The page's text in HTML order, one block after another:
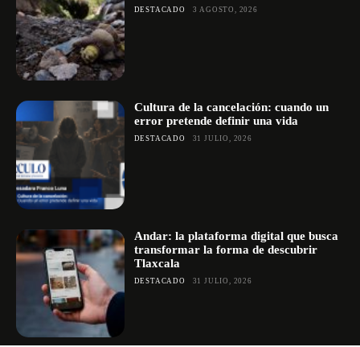
DESTACADO 3 AGOSTO, 2026
Cultura de la cancelación: cuando un
error pretende definir una vida
DESTACADO 31 JULIO, 2026
Andar: la plataforma digital que busca
transformar la forma de descubrir
Tlaxcala
DESTACADO 31 JULIO, 2026